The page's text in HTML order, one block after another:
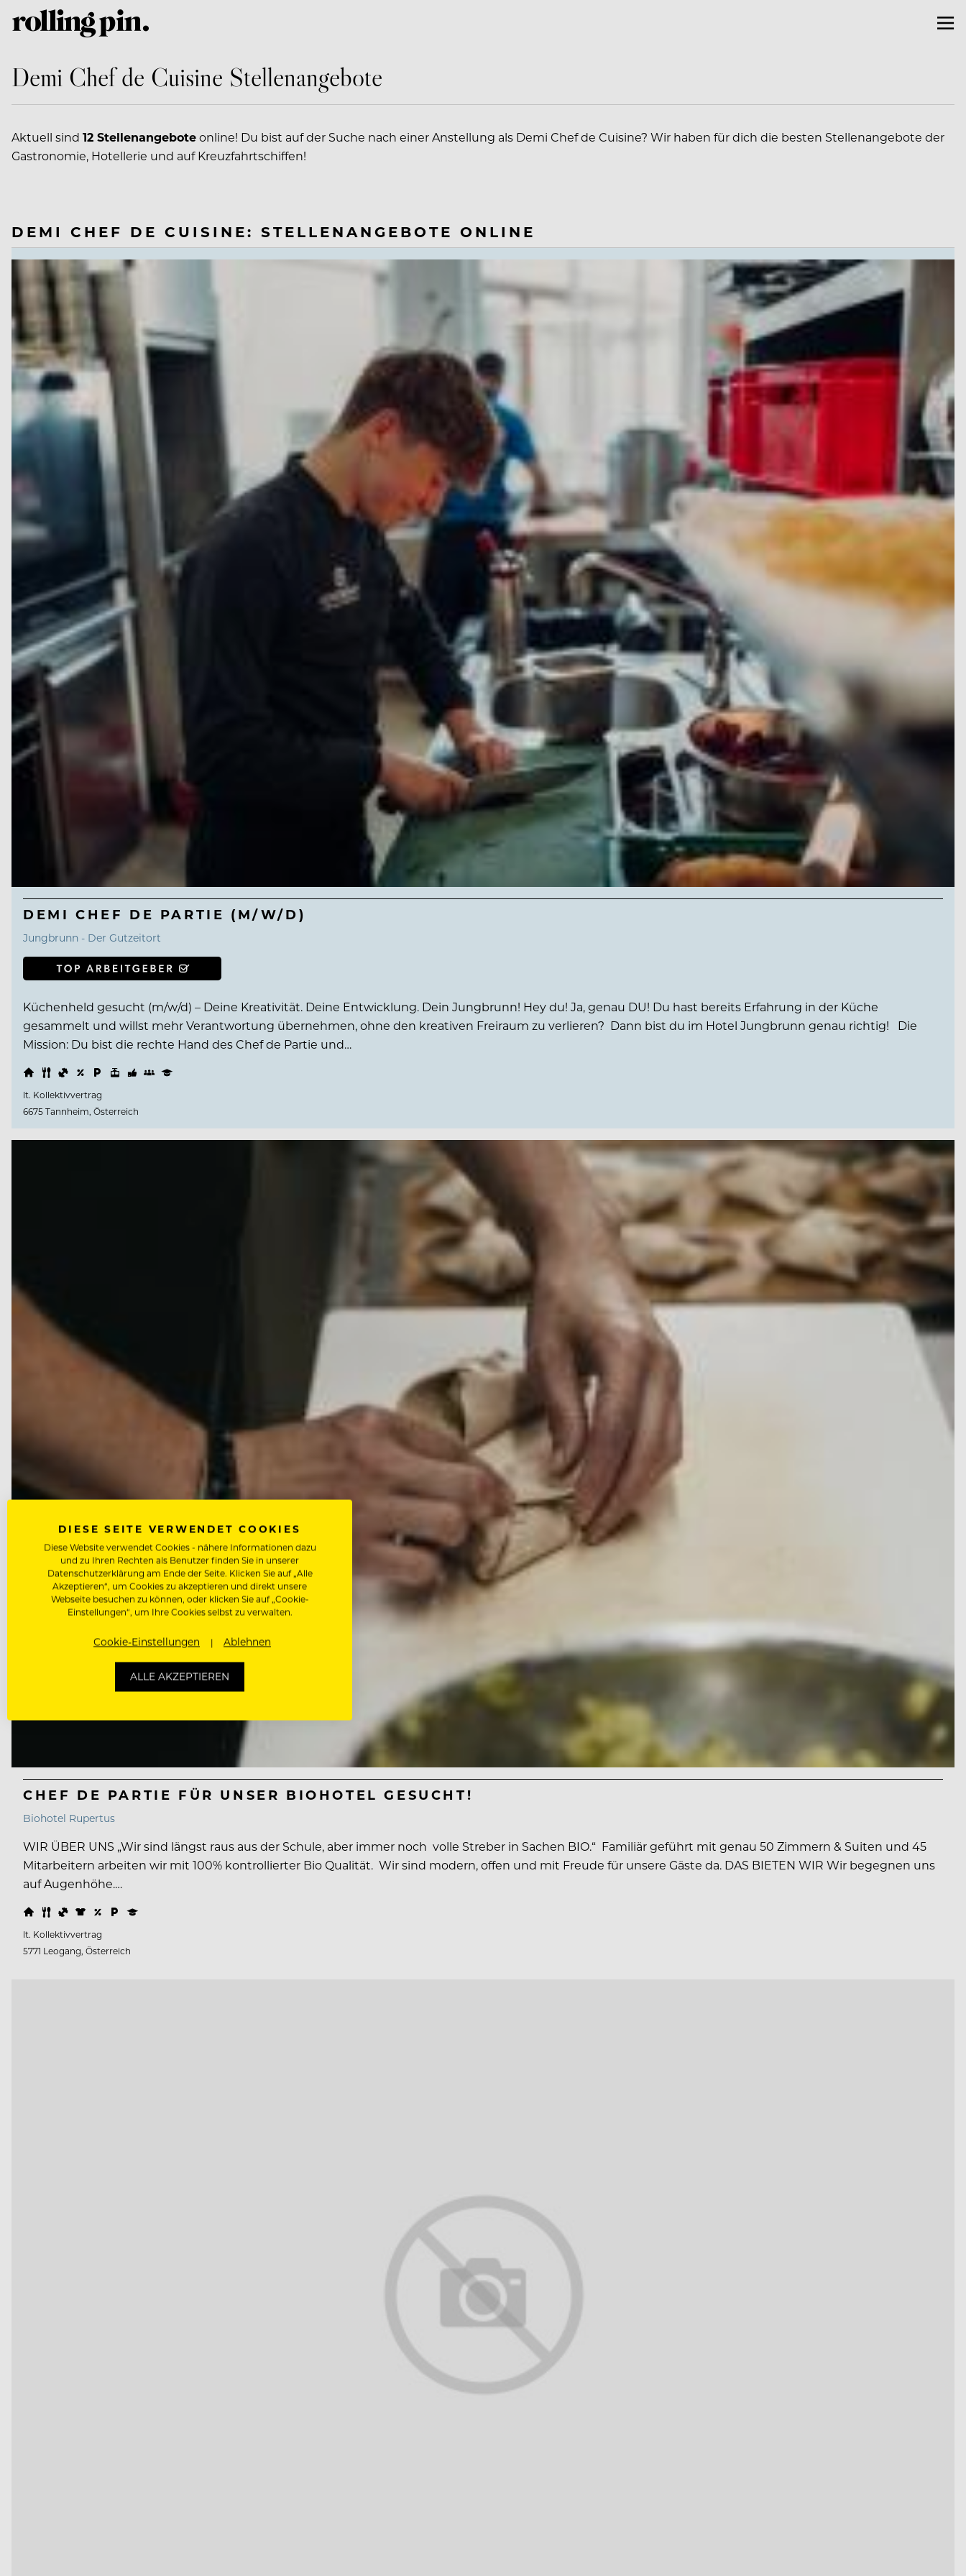
Demi Chef de Cuisine Stellenangebote
Aktuell sind 12 Stellenangeboteonline! Du bist auf der Suche nach einer Anstellung als Demi Chef de Cuisine? Wir haben für dich die besten Stellenangebote der
Gastronomie, Hotellerie und auf Kreuzfahrtschiffen!
DEMI CHEF DE CUISINE: STELLENANGEBOTE ONLINE
DEMI CHEF DE PARTIE (M/W/D)
Jungbrunn - Der Gutzeitort
Küchenheld gesucht (m/w/d) – Deine Kreativität. Deine Entwicklung. Dein Jungbrunn! Hey du! Ja, genau DU! Du hast bereits Erfahrung in der Küche
gesammelt und willst mehr Verantwortung übernehmen, ohne den kreativen Freiraum zu verlieren? Dann bist du im Hotel Jungbrunn genau richtig! Die
Mission: Du bist die rechte Hand des Chef de Partie und…
lt. Kollektivvertrag
6675 Tannheim, Österreich
CHEF DE PARTIE FÜR UNSER BIOHOTEL GESUCHT!
Biohotel Rupertus
WIR ÜBER UNS „Wir sind längst raus aus der Schule, aber immer noch volle Streber in Sachen BIO.“ Familiär geführt mit genau 50 Zimmern & Suiten und 45
Mitarbeitern arbeiten wir mit 100% kontrollierter Bio Qualität. Wir sind modern, offen und mit Freude für unsere Gäste da. DAS BIETEN WIR Wir begegnen uns
auf Augenhöhe.…
lt. Kollektivvertrag
5771 Leogang, Österreich
DIESE SEITE VERWENDET COOKIES
Diese Website verwendet Cookies - nähere Informationen dazu
und zu Ihren Rechten als Benutzer finden Sie in unserer
Datenschutzerklärung am Ende der Seite. Klicken Sie auf „Alle
Akzeptieren“, um Cookies zu akzeptieren und direkt unsere
Webseite besuchen zu können, oder klicken Sie auf „Cookie-
Einstellungen“, um Ihre Cookies selbst zu verwalten.
Cookie-Einstellungen Ablehnen
ALLE AKZEPTIEREN